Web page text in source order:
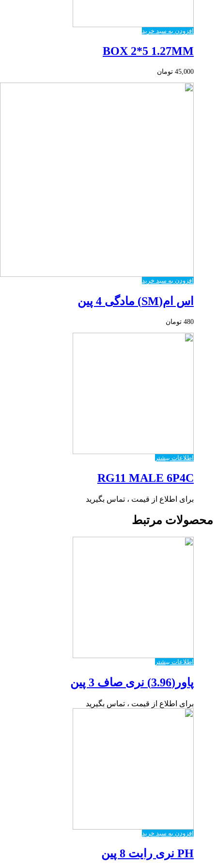
افزودن به سبد خرید
BOX 2*5 1.27MM
45,000 تومان
افزودن به سبد خرید
اس ام(SM) مادگی 4 پین
480 تومان
اطلاعات بیشتر
RG11 MALE 6P4C
برای اطلاع از قیمت ، تماس بگیرید
محصولات مرتبط
اطلاعات بیشتر
پاور(3.96) نری صاف 3 پین
برای اطلاع از قیمت ، تماس بگیرید
افزودن به سبد خرید
PH نری رایت 8 پین